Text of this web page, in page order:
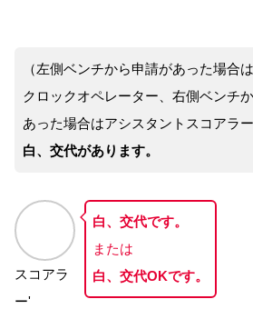
（左側ベンチから申請があった場合
クロックオペレーター、右側ベンチ
あった場合はアシスタントスコアラー
白、交代があります。
スコアラ
ー'
白、交代です。
または
白、交代OKです。